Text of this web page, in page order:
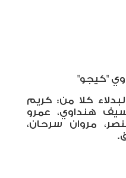
كلا من: كريم
هنداوي، عمرو
مروان سرحان،